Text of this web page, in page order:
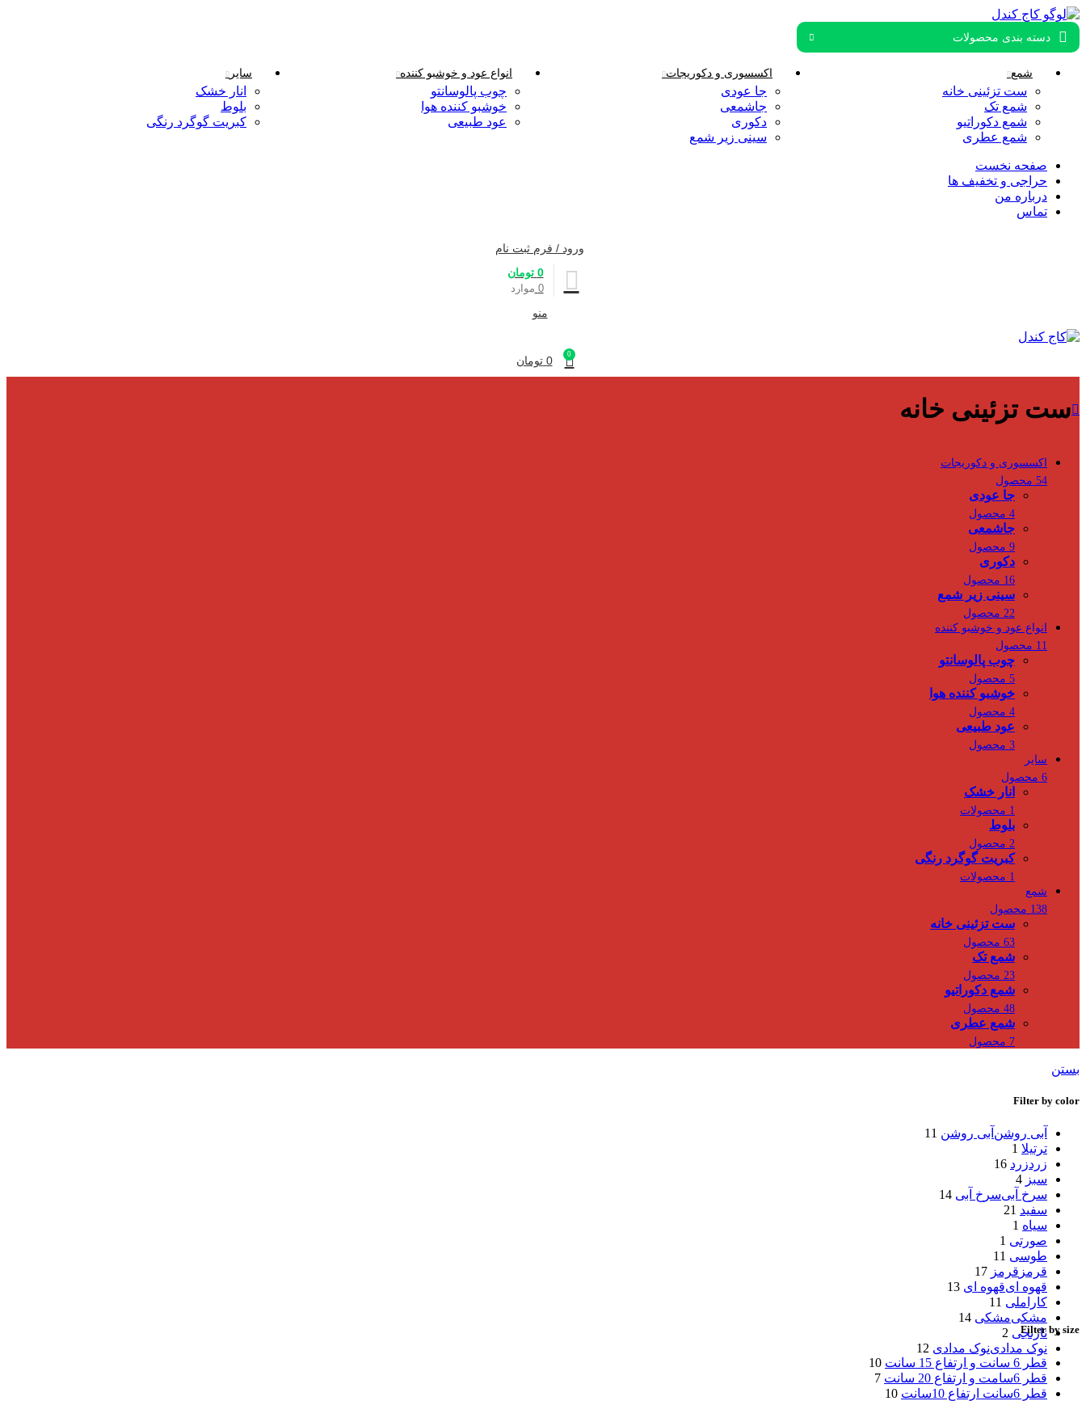
دسته بندی محصولات
شمع
ست تزئینی خانه
شمع تک
شمع دکوراتیو
شمع عطری
اکسسوری و دکوریجات
جا عودی
جاشمعی
دکوری
سینی زیر شمع
انواع عود و خوشبو کننده
چوب پالوسانتو
خوشبو کننده هوا
عود طبیعی
سایر
انار خشک
بلوط
کبریت گوگرد رنگی
صفحه نخست
حراجی و تخفیف ها
درباره من
تماس
ورود / فرم ثبت نام
0 موارد
0 تومان
منو
0
0 تومان
ست تزئینی خانه
اکسسوری و دکوریجات
54 محصول
جا عودی
4 محصول
جاشمعی
9 محصول
دکوری
16 محصول
سینی زیر شمع
22 محصول
انواع عود و خوشبو کننده
11 محصول
چوب پالوسانتو
5 محصول
خوشبو کننده هوا
4 محصول
عود طبیعی
3 محصول
سایر
6 محصول
انار خشک
1 محصولات
بلوط
2 محصول
کبریت گوگرد رنگی
1 محصولات
شمع
138 محصول
ست تزئینی خانه
63 محصول
شمع تک
23 محصول
شمع دکوراتیو
48 محصول
شمع عطری
7 محصول
بستن
Filter by color
آبی روشن آبی روشن 11
ترتیلا 1
زردزرد 16
سبز 4
سرخ آبیسرخ آبی 14
سفید 21
سیاه 1
صورتی 1
طوسی 11
قرمز قرمز 17
قهوه ایقهوه ای 13
کاراملی 11
مشکیمشکی 14
نارنجی 2
نوک مدادینوک مدادی 12
Filter by size
قطر 6 سانت و ارتفاع 15 سانت
10
قطر 6سامت و ارتفاع 20 سانت
7
قطر 6سانت ارتفاع 10سانت
10